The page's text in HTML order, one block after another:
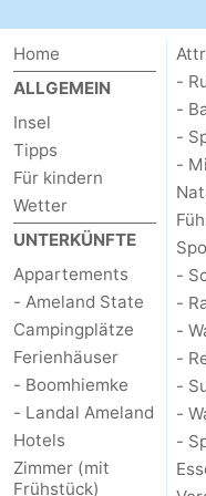
Sport
-
Schwimmbader
-
Radfahren
-
Wandern
-
Reiten
-
Surfen
-
Wattwandern
-
Sportangeln
Seehunden
Essen
Home
ALLGEMEIN
Insel
Tipps
Für kindern
Wetter
UNTERKÜNFTE
Appartements
- Ameland State
Campingplätze
Ferienhäuser
- Boomhiemke
- Landal Ameland
Hotels
Zimmer (mit
Frühstück)
-
-
-
-
-
-
-
-
-
-
-